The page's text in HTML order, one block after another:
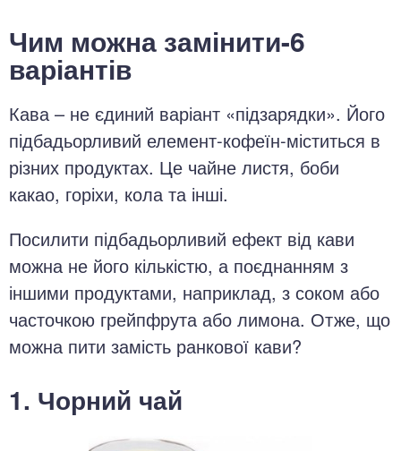
Чим можна замінити-6
варіантів
Кава – не єдиний варіант «підзарядки». Його
підбадьорливий елемент-кофеїн-міститься в
різних продуктах. Це чайне листя, боби
какао, горіхи, кола та інші.
Посилити підбадьорливий ефект від кави
можна не його кількістю, а поєднанням з
іншими продуктами, наприклад, з соком або
часточкою грейпфрута або лимона. Отже, що
можна пити замість ранкової кави?
1. Чорний чай